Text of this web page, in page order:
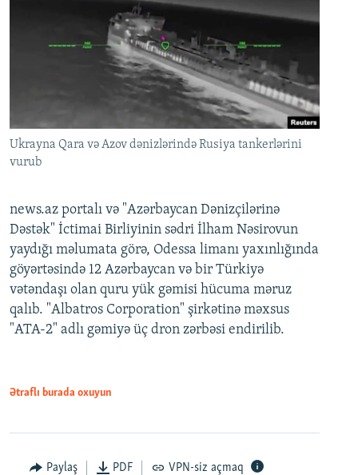
Ukrayna Qara və Azov dənizlərində Rusiya tankerlərini
vurub
news.az portalı və "Azərbaycan Dənizçilərinə
Dəstək" İctimai Birliyinin sədri İlham Nəsirovun
yaydığı məlumata görə, Odessa limanı yaxınlığında
göyərtəsində 12 Azərbaycan və bir Türkiyə
vətəndaşı olan quru yük gəmisi hücuma məruz
qalıb. "Albatros Corporation" şirkətinə məxsus
"ATA-2" adlı gəmiyə üç dron zərbəsi endirilib.
Ətraflı burada oxuyun
Paylaş PDF VPN-siz açmaq